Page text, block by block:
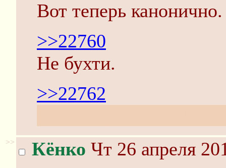
Вот теперь канонично.
>>22760
Не бухти.
>>22762
>> Кёнко Чт 26 апреля